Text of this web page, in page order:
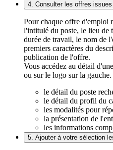
4. Consulter les offres
Pour chaque offre d'emploi
l'intitulé du poste, le lieu de
durée de travail, le nom de
premiers caractères du
publication de l'offre.
Vous accédez au détail
ou sur le logo sur la
le détail du poste
le détail du profil du
les modalités pour
la présentation de
les informations
5. Ajouter à votre sélection